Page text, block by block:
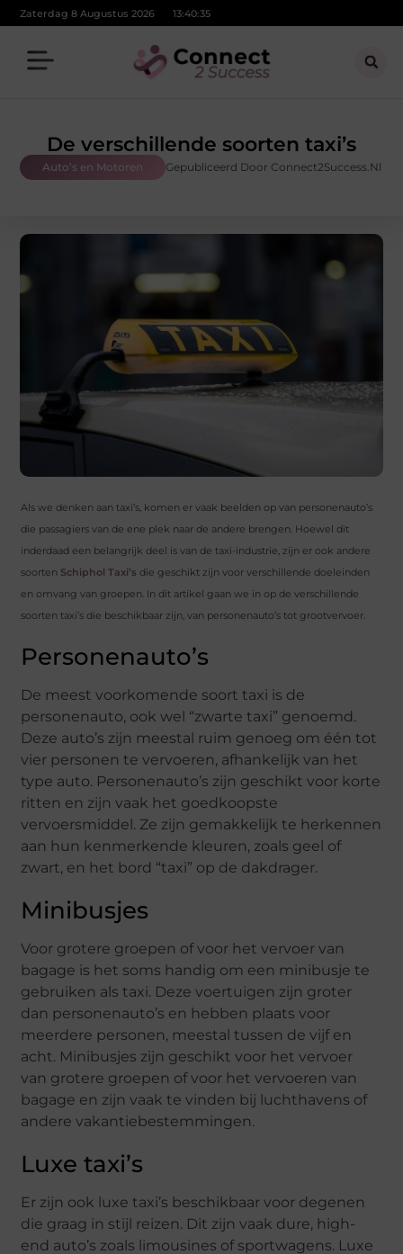
Zaterdag 8 Augustus 2026 13:40:36
De verschillende soorten taxi’s
Auto’s en Motoren Gepubliceerd Door Connect2Success.nl
Als we denken aan taxi’s, komen er vaak beelden op van personenauto’s
die passagiers van de ene plek naar de andere brengen. Hoewel dit
inderdaad een belangrijk deel is van de taxi-industrie, zijn er ook andere
soorten Schiphol Taxi’s die geschikt zijn voor verschillende doeleinden
en omvang van groepen. In dit artikel gaan we in op de verschillende
soorten taxi’s die beschikbaar zijn, van personenauto’s tot grootvervoer.
Personenauto’s
De meest voorkomende soort taxi is de
personenauto, ook wel “zwarte taxi” genoemd.
Deze auto’s zijn meestal ruim genoeg om één tot
vier personen te vervoeren, afhankelijk van het
type auto. Personenauto’s zijn geschikt voor korte
ritten en zijn vaak het goedkoopste
vervoersmiddel. Ze zijn gemakkelijk te herkennen
aan hun kenmerkende kleuren, zoals geel of
zwart, en het bord “taxi” op de dakdrager.
Minibusjes
Voor grotere groepen of voor het vervoer van
bagage is het soms handig om een minibusje te
gebruiken als taxi. Deze voertuigen zijn groter
dan personenauto’s en hebben plaats voor
meerdere personen, meestal tussen de vijf en
acht. Minibusjes zijn geschikt voor het vervoer
van grotere groepen of voor het vervoeren van
bagage en zijn vaak te vinden bij luchthavens of
andere vakantiebestemmingen.
Luxe taxi’s
Er zijn ook luxe taxi’s beschikbaar voor degenen
die graag in stijl reizen. Dit zijn vaak dure, high-
end auto’s zoals limousines of sportwagens. Luxe